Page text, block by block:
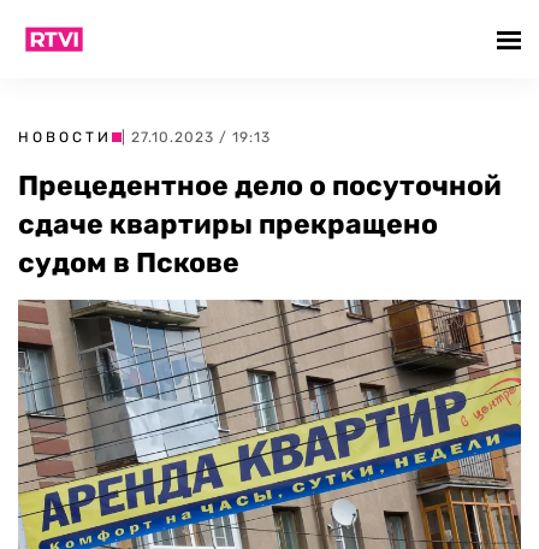
НОВОСТИ | 27.10.2023 / 19:13
Прецедентное дело о посуточной
сдаче квартиры прекращено
судом в Пскове